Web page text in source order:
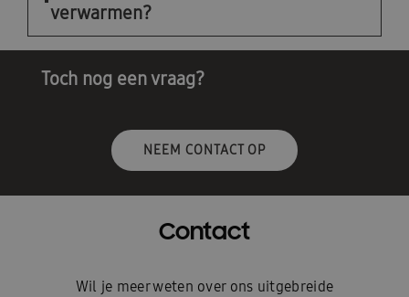
verwarmen?
Toch nog een vraag?
NEEM CONTACT OP
Contact
Wil je meer weten over ons uitgebreide